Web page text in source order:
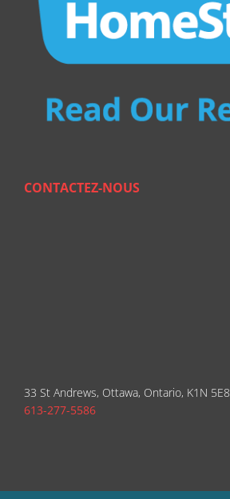
CONTACTEZ-NOUS
33 St Andrews, Ottawa, Ontario, K1N 5E8
613-277-5586